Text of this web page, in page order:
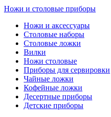
Ножи и столовые приборы
Ножи и аксессуары
Столовые наборы
Столовые ложки
Вилки
Ножи столовые
Приборы для сервировки
Чайные ложки
Кофейные ложки
Десертные приборы
Детские приборы